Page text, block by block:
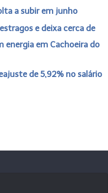
a subir em junho
e deixa cerca de
energia em Cachoeira do
de 5,92% no salário